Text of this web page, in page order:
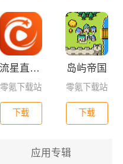
流星直播官方版免费下载
零氪下载站
下载
岛屿帝国
零氪下载站
下载
应用专辑